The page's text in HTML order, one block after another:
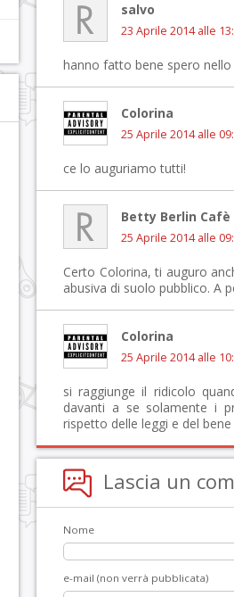
salvo
23 Aprile 2014 alle
hanno fatto bene spero
Colorina
25 Aprile 2014 alle
ce lo auguriamo tutti!
Betty Berlin Cafè
25 Aprile 2014 alle
Certo Colorina, ti auguro
abusiva di suolo pubblico. A
Colorina
25 Aprile 2014 alle
si raggiunge il ridicolo
davanti a se solamente i
rispetto delle leggi e del
Lascia un
Nome
e-mail (non verrà pubblicata)